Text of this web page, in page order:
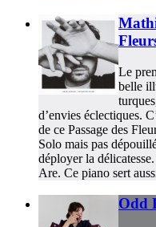
Le
belle
d’envies éclectiques.
de ce Passage des
Solo mais pas
déployer la
Are. Ce piano sert
Odd